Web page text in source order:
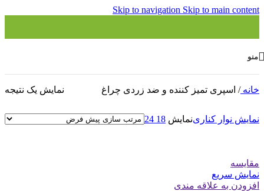
Skip to navigation Skip to main content
منو
خانه/ اسپری تمیز کننده و ضد زردی چراغ نمایش یک نتیجه
نمایش نوار کنارینمایش 18
24
مقايسه
نمایش سریع
افزودن به علاقه مندی